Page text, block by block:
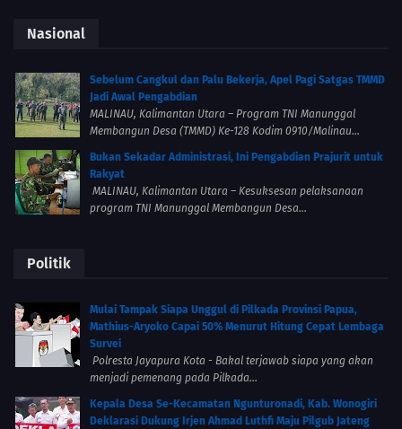
Nasional
Sebelum Cangkul dan Palu Bekerja, Apel Pagi Satgas TMMD
Jadi Awal Pengabdian
MALINAU, Kalimantan Utara – Program TNI Manunggal
Membangun Desa (TMMD) Ke-128 Kodim 0910/Malinau...
Bukan Sekadar Administrasi, Ini Pengabdian Prajurit untuk
Rakyat
MALINAU, Kalimantan Utara – Kesuksesan pelaksanaan
program TNI Manunggal Membangun Desa...
Politik
Mulai Tampak Siapa Unggul di Pilkada Provinsi Papua,
Mathius-Aryoko Capai 50% Menurut Hitung Cepat Lembaga
Survei
Polresta Jayapura Kota - Bakal terjawab siapa yang akan
menjadi pemenang pada Pilkada...
Kepala Desa Se-Kecamatan Ngunturonadi, Kab. Wonogiri
Deklarasi Dukung Irjen Ahmad Luthfi Maju Pilgub Jateng